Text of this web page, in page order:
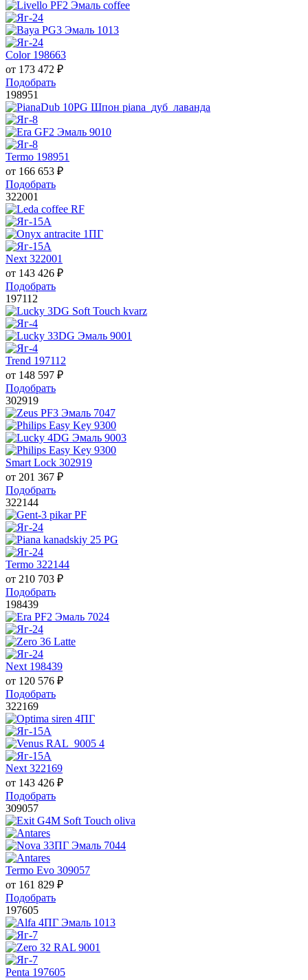
Color 198663
от 173 472 ₽
Подобрать
198951
Termo 198951
от 166 653 ₽
Подобрать
322001
Next 322001
от 143 426 ₽
Подобрать
197112
Trend 197112
от 148 597 ₽
Подобрать
302919
Smart Lock 302919
от 201 367 ₽
Подобрать
322144
Termo 322144
от 210 703 ₽
Подобрать
198439
Next 198439
от 120 576 ₽
Подобрать
322169
Next 322169
от 143 426 ₽
Подобрать
309057
Termo Evo 309057
от 161 829 ₽
Подобрать
197605
Penta 197605